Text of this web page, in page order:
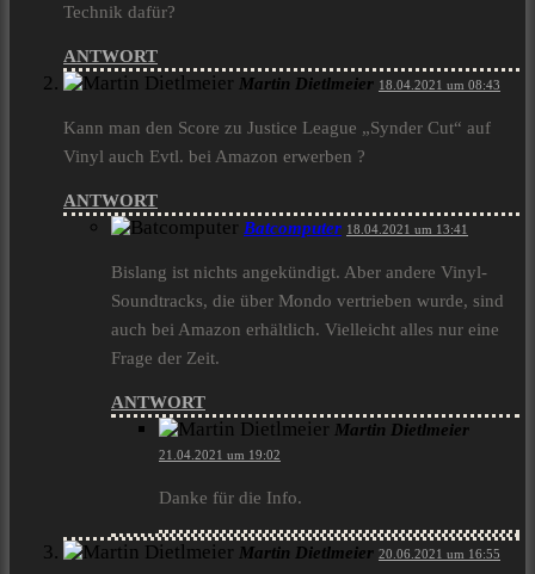
Technik dafür?
ANTWORT
Martin Dietlmeier 18.04.2021 um 08:43
Kann man den Score zu Justice League „Synder Cut“ auf
Vinyl auch Evtl. bei Amazon erwerben ?
ANTWORT
Batcomputer 18.04.2021 um 13:41
Bislang ist nichts angekündigt. Aber andere Vinyl-
Soundtracks, die über Mondo vertrieben wurde, sind
auch bei Amazon erhältlich. Vielleicht alles nur eine
Frage der Zeit.
ANTWORT
Martin Dietlmeier
21.04.2021 um 19:02
Danke für die Info.
Martin Dietlmeier 20.06.2021 um 16:55